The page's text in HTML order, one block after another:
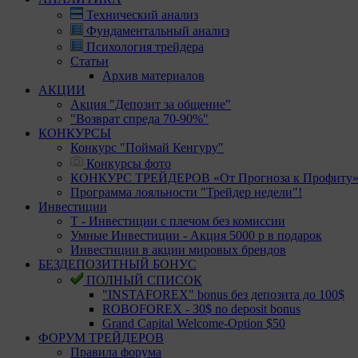
Технический анализ
Фундаментальный анализ
Психология трейдера
Статьи
Архив материалов
АКЦИИ
Акция "Депозит за общение"
"Возврат спреда 70-90%"
КОНКУРСЫ
Конкурс "Поймай Кенгуру"
Конкурсы фото
КОНКУРС ТРЕЙДЕРОВ «От Прогноза к Профиту»
Программа лояльности "Трейдер недели"!
Инвестиции
Т - Инвестиции с плечом без комиссии
Умные Инвестиции - Акция 5000 р в подарок
Инвестиции в акции мировых брендов
БЕЗДЕПОЗИТНЫЙ БОНУС
ПОЛНЫЙ СПИСОК
"INSTAFOREX" bonus без депозита до 100$
ROBOFOREX - 30$ no deposit bonus
Grand Capital Welcome-Option $50
ФОРУМ ТРЕЙДЕРОВ
Правила форума